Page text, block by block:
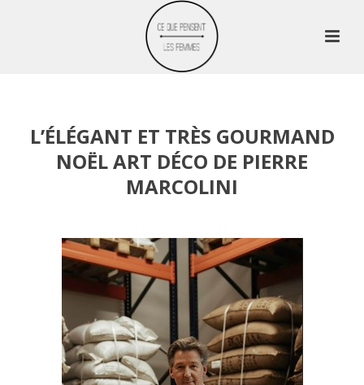
L’ÉLÉGANT ET TRÈS GOURMAND
NOËL ART DÉCO DE PIERRE
MARCOLINI